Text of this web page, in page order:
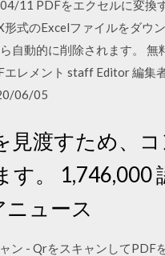
11 PDFをエクセルに変換
式のExcelファイルをダ
自動的に削除されます。
エレメント staff Editor 編
06/05
見渡すため、
。 1,746,000
ニュース
- QrをスキャンしてPDF